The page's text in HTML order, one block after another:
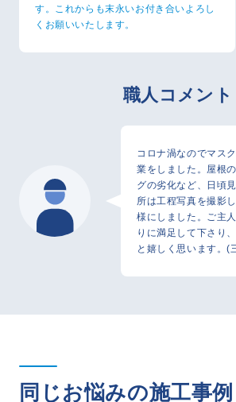
す。これからも末永いお付き合いよろし
くお願いいたします。
職人コメント
コロナ渦なのでマス
業をしました。屋根
グの劣化など、日頃
所は工程写真を撮影
様にしました。ご主
りに満足して下さり
と嬉しく思います。(
同じお悩みの施工事例